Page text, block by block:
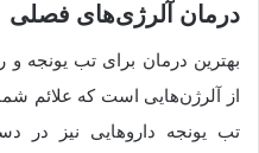
درمان آلرژی‌های فصلی
بهترین درمان برای تب یونجه
از آلرژن‌هایی است که علائم
تب یونجه داروهایی نیز در